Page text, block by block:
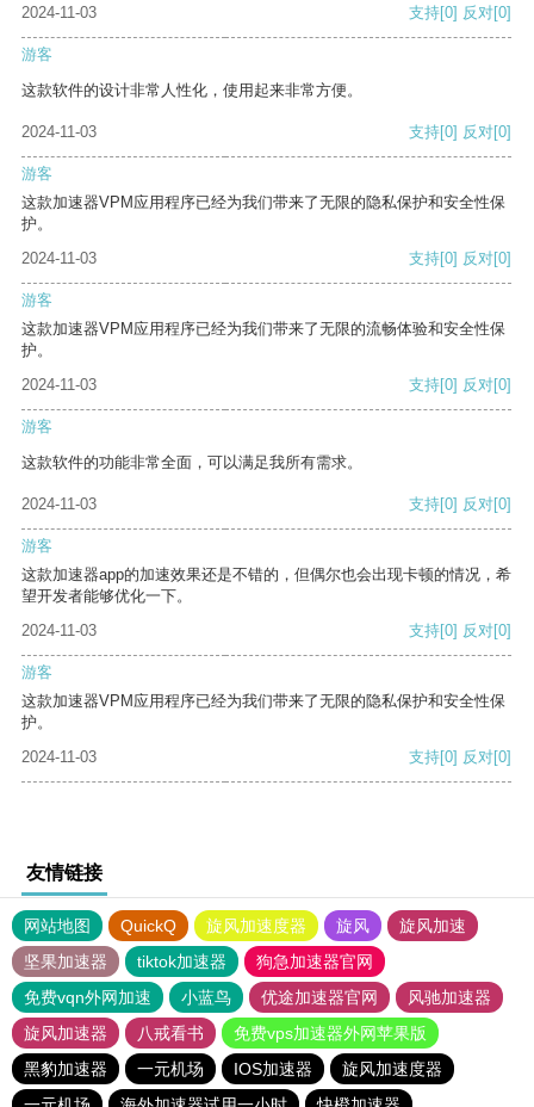
2024-11-03 支持[0] 反对[0]
游客
这款软件的设计非常人性化，使用起来非常方便。
2024-11-03 支持[0] 反对[0]
游客
这款加速器VPM应用程序已经为我们带来了无限的隐私保护和安全性保
护。
2024-11-03
支持[0] 反对[0]
游客
这款加速器VPM应用程序已经为我们带来了无限的流畅体验和安全性保
护。
2024-11-03
支持[0] 反对[0]
游客
这款软件的功能非常全面，可以满足我所有需求。
2024-11-03 支持[0] 反对[0]
游客
这款加速器app的加速效果还是不错的，但偶尔也会出现卡顿的情况，希
望开发者能够优化一下。
2024-11-03
支持[0] 反对[0]
游客
这款加速器VPM应用程序已经为我们带来了无限的隐私保护和安全性保
护。
2024-11-03
支持[0] 反对[0]
友情链接
网站地图 QuickQ 旋风加速度器 旋风
旋风加速
坚果加速器
tiktok加速器
狗急加速器官网
免费vqn外网加速
小蓝鸟 优途加速器官网
风驰加速器
旋风加速器
八戒看书
免费vps加速器外网苹果版
黑豹加速器
一元机场 IOS加速器
旋风加速度器